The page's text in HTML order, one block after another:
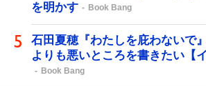
を明かす
Book Bang
石田夏穂『わたしを庇わないで
よりも悪いところを書きたい【
Book Bang